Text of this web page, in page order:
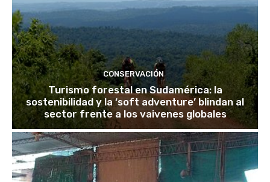
CONSERVACIÓN
Turismo forestal en Sudamérica: la
sostenibilidad y la ‘soft adventure’ blindan al
sector frente a los vaivenes globales